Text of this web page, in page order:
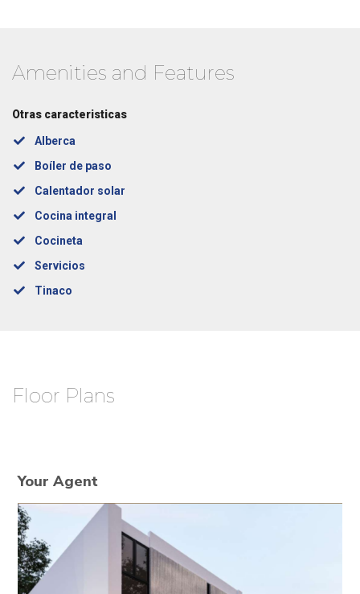
Amenities and Features
Otras caracteristicas
Alberca
Boíler de paso
Calentador solar
Cocina integral
Cocineta
Servicios
Tinaco
Floor Plans
Your Agent